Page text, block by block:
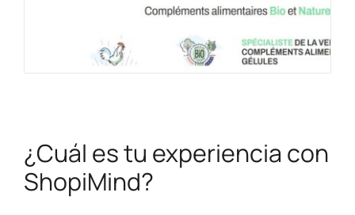
¿Cuál es tu experiencia con
ShopiMind?